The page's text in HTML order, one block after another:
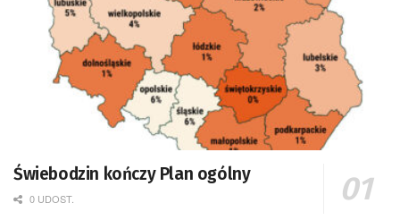
Świebodzin kończy Plan ogólny
0 UDOST.